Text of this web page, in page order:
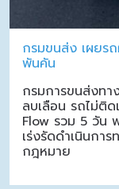
กรมขนส่ง เผยร
พันคัน
กรมการขนส่งทา
ลบเลือน รถไม่ติ
Flow รวม 5 วัน
เร่งรัดดำเนินกา
กฎหมาย